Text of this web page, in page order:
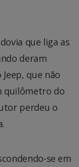
que liga as
deram
que não
quilômetro do
perdeu o
se em